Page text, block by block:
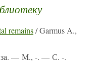
remains/ Garmus A.,
— М., -. — С. -.